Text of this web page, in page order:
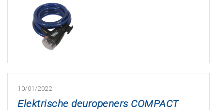
10/01/2022
Elektrische deuropeners COMPACT